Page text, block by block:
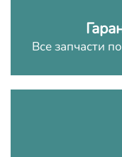
Все запчасти